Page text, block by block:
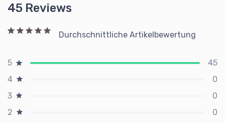
45 Reviews
Durchschnittliche Artikelbewertung
5
45
4
0
3
0
2
0